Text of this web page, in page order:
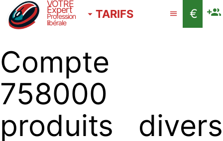
VOTRE
Expert
Profession
libérale
TARIFS €
Compte
758000
produits divers